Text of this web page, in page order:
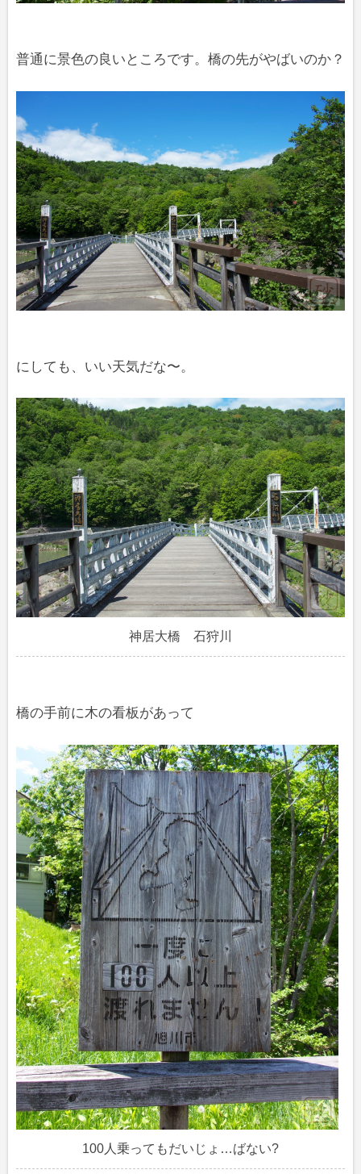
普通に景色の良いところです。橋の先がやばいのか？
にしても、いい天気だな〜。
神居大橋 石狩川
橋の手前に木の看板があって
100人乗ってもだいじょ…ばない?